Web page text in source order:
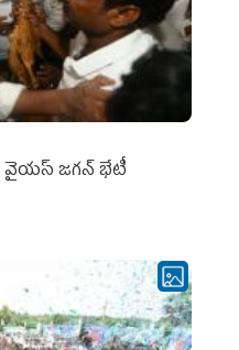
వైయస్ జగన్ భేటీ